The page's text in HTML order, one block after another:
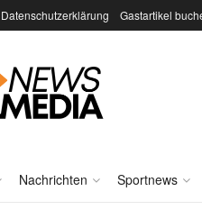
Datenschutzerklärung Gastartikel
Nachrichten Sportnews